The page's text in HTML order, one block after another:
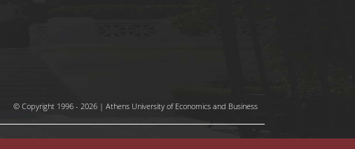
© Copyright 1996 - 2026 | Athens University of Economics and Business